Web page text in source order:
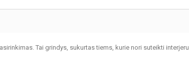
Tai grindys, sukurtas tiems, kurie nori suteikti